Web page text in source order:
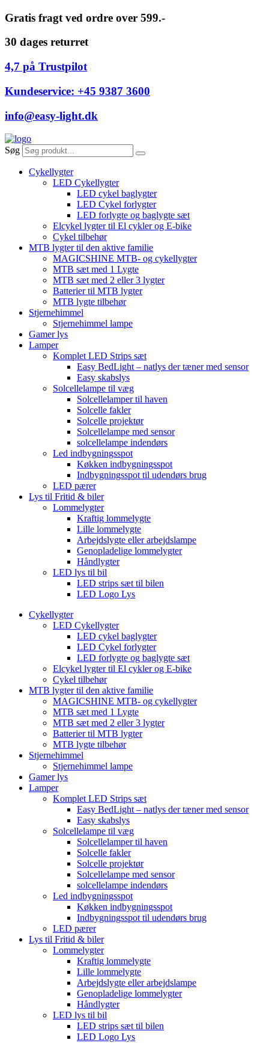
Videre
indhold
Gratis fragt ved ordre over 599.-
30 dages returret
4,7 på Trustpilot
Kundeservice: +45 9387 3600
info@easy-light.dk
Søg
Cykellygter
LED Cykellygter
LED cykel baglygter
LED Cykel forlygter
LED forlygte og baglygte sæt
Elcykel lygter til El cykler og E-bike
Cykel tilbehør
MTB lygter til den aktive familie
MAGICSHINE MTB- og cykellygter
MTB sæt med 1 Lygte
MTB sæt med 2 eller 3 lygter
Batterier til MTB lygter
MTB lygte tilbehør
Stjernehimmel
Stjernehimmel lampe
Gamer lys
Lamper
Komplet LED Strips sæt
Easy BedLight – natlys der tæner med sensor
Easy skabslys
Solcellelampe til væg
Solcellelamper til haven
Solcelle fakler
Solcelle projektør
Solcellelampe med sensor
solcellelampe indendørs
Led indbygningsspot
Køkken indbygningsspot
Indbygningsspot til udendørs brug
LED pærer
Lys til Fritid & biler
Lommelygter
Kraftig lommelygte
Lille lommelygte
Arbejdslygte eller arbejdslampe
Genopladelige lommelygter
Håndlygter
LED lys til bil
LED strips sæt til bilen
LED Logo Lys
Cykellygter
LED Cykellygter
LED cykel baglygter
LED Cykel forlygter
LED forlygte og baglygte sæt
Elcykel lygter til El cykler og E-bike
Cykel tilbehør
MTB lygter til den aktive familie
MAGICSHINE MTB- og cykellygter
MTB sæt med 1 Lygte
MTB sæt med 2 eller 3 lygter
Batterier til MTB lygter
MTB lygte tilbehør
Stjernehimmel
Stjernehimmel lampe
Gamer lys
Lamper
Komplet LED Strips sæt
Easy BedLight – natlys der tæner med sensor
Easy skabslys
Solcellelampe til væg
Solcellelamper til haven
Solcelle fakler
Solcelle projektør
Solcellelampe med sensor
solcellelampe indendørs
Led indbygningsspot
Køkken indbygningsspot
Indbygningsspot til udendørs brug
LED pærer
Lys til Fritid & biler
Lommelygter
Kraftig lommelygte
Lille lommelygte
Arbejdslygte eller arbejdslampe
Genopladelige lommelygter
Håndlygter
LED lys til bil
LED strips sæt til bilen
LED Logo Lys